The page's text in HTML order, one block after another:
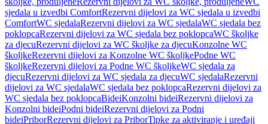
sjedala u izvedbi ComfortRezervni dijelovi za WC sjedala u izvedbi
ComfortWC sjedalaRezervni dijelovi za WC sjedalaWC sjedala bez
poklopcaRezervni dijelovi za WC sjedala bez poklopcaWC školjke
za djecuRezervni dijelovi za WC školjke za djecuKonzolne WC
školjkeRezervni dijelovi za Konzolne WC školjkePodne WC
školjkeRezervni dijelovi za Podne WC školjkeWC sjedala za
djecuRezervni dijelovi za WC sjedala za djecuWC sjedalaRezervni
dijelovi za WC sjedalaWC sjedala bez poklopcaRezervni dijelovi za
WC sjedala bez poklopcaBideiKonzolni bideiRezervni dijelovi za
Konzolni bideiPodni bideiRezervni dijelovi za Podni
bideiPriborRezervni dijelovi za PriborTipke za aktiviranje i uređaji